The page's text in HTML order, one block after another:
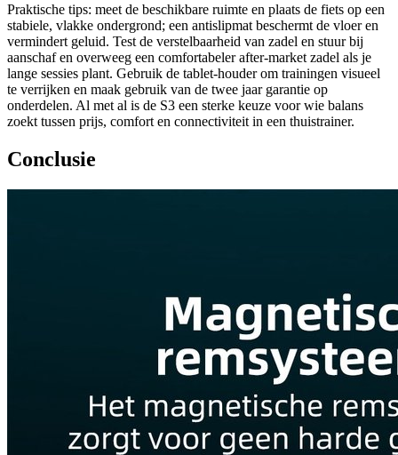
Praktische tips: meet de beschikbare ruimte en plaats de fiets op een
stabiele, vlakke ondergrond; een antislipmat beschermt de vloer en
vermindert geluid. Test de verstelbaarheid van zadel en stuur bij
aanschaf en overweeg een comfortabeler after-market zadel als je
lange sessies plant. Gebruik de tablet-houder om trainingen visueel
te verrijken en maak gebruik van de twee jaar garantie op
onderdelen. Al met al is de S3 een sterke keuze voor wie balans
zoekt tussen prijs, comfort en connectiviteit in een thuistrainer.
Conclusie